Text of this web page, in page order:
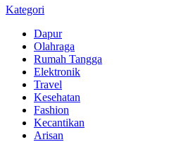
Kategori
Dapur
Olahraga
Rumah Tangga
Elektronik
Travel
Kesehatan
Fashion
Kecantikan
Arisan